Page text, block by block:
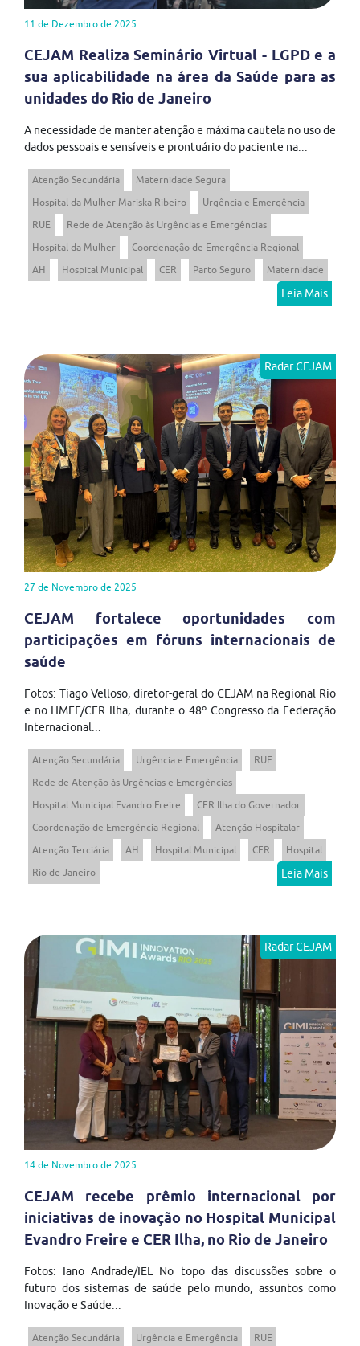
11 de Dezembro de 2025
CEJAM Realiza Seminário Virtual - LGPD e a
sua aplicabilidade na área da Saúde para as
unidades do Rio de Janeiro
A necessidade de manter atenção e máxima cautela no uso de
dados pessoais e sensíveis e prontuário do paciente na...
Atenção Secundária
Maternidade Segura
Hospital da Mulher Mariska Ribeiro
Urgência e Emergência
RUE
Rede de Atenção às Urgências e Emergências
Hospital da Mulher
Coordenação de Emergência Regional
AH
Hospital Municipal CER Parto Seguro Maternidade
Leia Mais
Radar CEJAM
27 de Novembro de 2025
CEJAM fortalece oportunidades com
participações em fóruns internacionais de
saúde
Fotos: Tiago Velloso, diretor-geral do CEJAM na Regional Rio
e no HMEF/CER Ilha, durante o 48º Congresso da Federação
Internacional...
Atenção Secundária Urgência e Emergência
RUE
Rede de Atenção às Urgências e Emergências
Hospital Municipal Evandro Freire
CER Ilha do Governador
Coordenação de Emergência Regional
Atenção Hospitalar
Atenção Terciária
AH Hospital Municipal CER
Hospital
Rio de Janeiro
Leia Mais
Radar CEJAM
14 de Novembro de 2025
CEJAM recebe prêmio internacional por
iniciativas de inovação no Hospital Municipal
Evandro Freire e CER Ilha, no Rio de Janeiro
Fotos: Iano Andrade/IEL No topo das discussões sobre o
futuro dos sistemas de saúde pelo mundo, assuntos como
Inovação e Saúde...
Atenção Secundária Urgência e Emergência RUE